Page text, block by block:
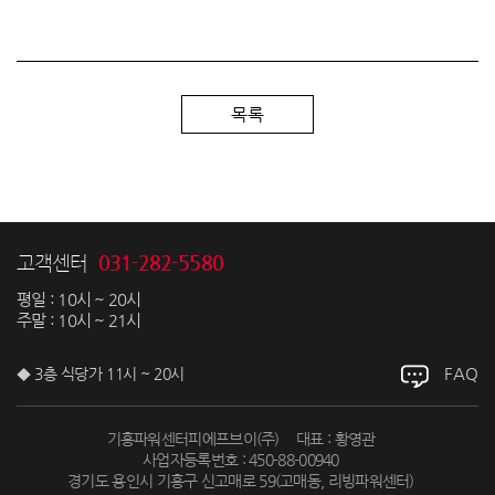
목록
고객센터 031-282-5580
평일 : 10시 ~ 20시
주말 : 10시 ~ 21시
◆ 3층 식당가 11시 ~ 20시 FAQ
기흥파워센터피에프브이(주)
대표 : 황영관
사업자등록번호 : 450-88-00940
경기도 용인시 기흥구 신고매로 59(고매동, 리빙파워센터)